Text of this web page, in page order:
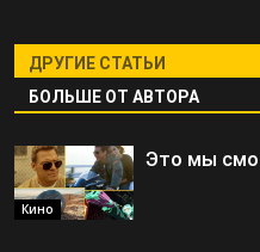
ДРУГИЕ СТАТЬИ
БОЛЬШЕ ОТ АВТОРА
Кино
Это мы